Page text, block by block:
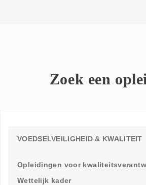
NODIG
Zoek een
VOEDSELVEILIGHEID & KWALITEIT
Opleidingen voor
Wettelijk kader